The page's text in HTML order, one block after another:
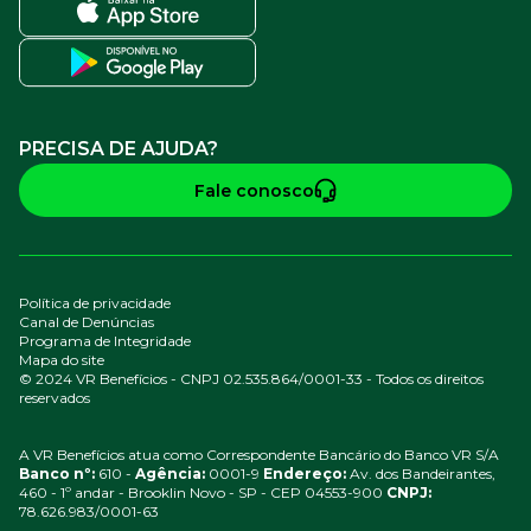
PRECISA DE AJUDA?
Fale conosco
© 2024 VR Benefícios - CNPJ 02.535.864/0001-33 - Todos os direitos
reservados
Política de privacidade
Canal de Denúncias
Programa de Integridade
Mapa do site
A VR Benefícios atua como Correspondente Bancário do Banco VR S/A
Banco nº: 610 - Agência: 0001-9 Endereço: Av. dos Bandeirantes,
460 - 1º andar - Brooklin Novo - SP - CEP 04553-900 CNPJ:
78.626.983/0001-63